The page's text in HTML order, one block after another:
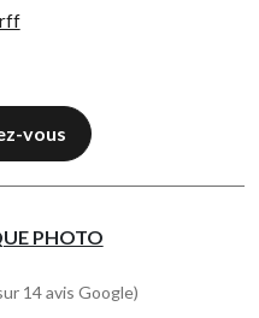
vous
PHOTO
14 avis Google)